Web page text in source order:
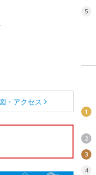
・アクセス
5
1
2
3
4